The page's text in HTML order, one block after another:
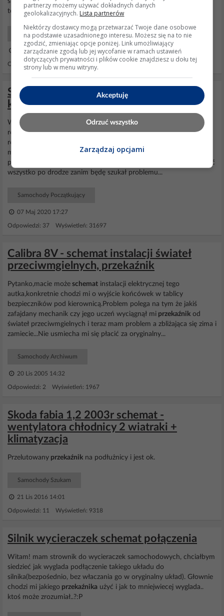
to mam prawe i to potrzebuje...
Samochody Początkujący
09 Lis 2008 23:27
Odpowiedzi: 2 Wyświetleń: 4213
Skoda Octavia 2004 TDI - brak
komunikacji z ECU po krótkiej jeździe
Witam
Octavia 2 1.6 Nie odpala Nowy akumulator Nowy
rozrusznik Pali na krótko po podania napięcia na automat
rozrusznika Czy macie
maską i pod kierownicą. Któryprzekaźnikodpowiedzialny jest za
podanie napięcia na rozrusznik? Gdzie dalej szukać? Chce sprawdzić
wszystko po drodze zanim będę szukał problemu...
Samochody Początkujący
07 Maj 2020 17:27
Odpowiedzi: 37 Wyświetleń: 31697
Calibra 8V - schemat instalacji świateł
przeciwmgielnych, przekaźnik
Pytanko,macie może schemat instalacji elektrycznej tego
autka,konkretnie chodzi mi o wyjście końcówek w tablicy
bezpieczników pod kierownicą.Problem polega na tym że jakiś
zafajdany mechanik czy jego uczeń wyciągnął mi przekaźnik od
świateł przeciwmgielnych i teraz mam problem a zbliżająca się zima i
zamiecie...Nie usmiecha mi się płacić za oryginalny...
Samochody Archiwum
20 Lis 2005 14:32
Odpowiedzi: 2 Wyświetleń: 1967
Skoda fabia 1,2 2003r schemat -
wentylatora chłodnicy 2 wiatraki +
klimatyzacja
Przelutowany przekaźnik na podłużnicy i jest ok.
Samochody Szukam
21 Lis 2016 14:01
Odpowiedzi: 11 Wyświetleń: 9318
Silnik wycieraczek schemat połączenia
Witam! mam strownik do wycieraczek samochodowych, chciałbym
siedzieć jak wyglada podłączenie takiego układu do
silnika(bezpośednio, bez właczania go w oryginalny układ). Głownie
chodzi mi jakiego przekaźnika użyć i jak to mniejwiecej wyglada..
ktoś może zrozumiał..?:P
partnerzy możemy używać dokładnych danych
geolokalizacyjnych. Lista partnerów
Niektórzy dostawcy mogą przetwarzać Twoje dane osobowe
na podstawie uzasadnionego interesu. Możesz się na to nie
zgodzić, zmieniając opcje poniżej. Link umożliwiający
zarządzanie zgodą lub jej wycofanie w ramach ustawień
dotyczących prywatności i plików cookie znajdziesz u dołu tej
strony lub w menu witryny.
Akceptuję
Odrzuć wszystko
Zarządzaj opcjami